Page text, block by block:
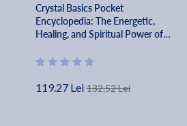
Crystal Basics Pocket
Encyclopedia: The Energetic,
Healing, and Spiritual Power of
Pearson
119.27 Lei 132.52 Lei